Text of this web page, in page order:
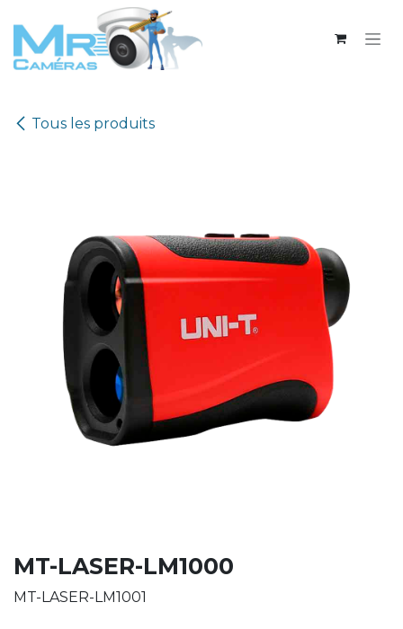
Se rendre au contenu
Tous les produits
MT-LASER-LM1000
MT-LASER-LM1001